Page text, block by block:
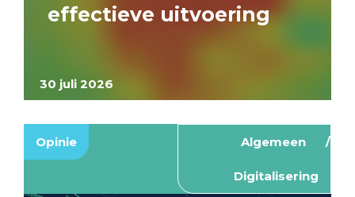
30 juli 2026
effectieve uitvoering
Opinie Algemeen
Digitalisering